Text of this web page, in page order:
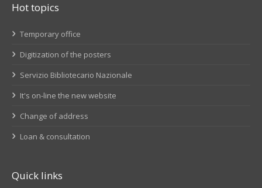
Hot topics
Temporary office
Digitization of the posters
Servizio Bibliotecario Nazionale
It's on-line the new website
Change of address
Loan & consultation
Quick links